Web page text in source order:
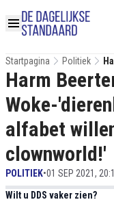
Startpagina Politiek
Harm
Woke-
alfabet
clownworld!'
POLITIEK•01 SEP 2021,
Wilt u DDS vaker zien?